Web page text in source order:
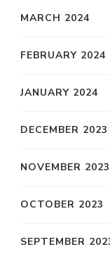
MARCH 2024
FEBRUARY 2024
JANUARY 2024
DECEMBER 2023
NOVEMBER 2023
OCTOBER 2023
SEPTEMBER